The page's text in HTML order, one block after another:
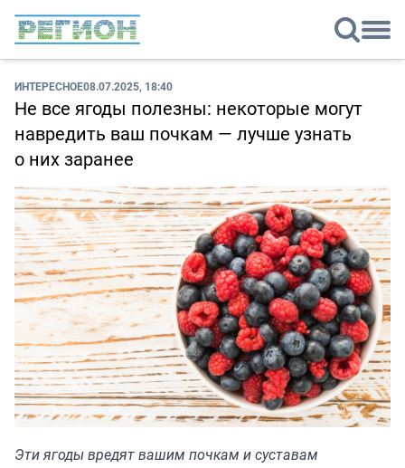
ИНТЕРЕСНОЕ08.07.2025, 18:40
Не все ягоды полезны: некоторые могут
навредить ваш почкам — лучше узнать
о них заранее
Эти ягоды вредят вашим почкам и суставам